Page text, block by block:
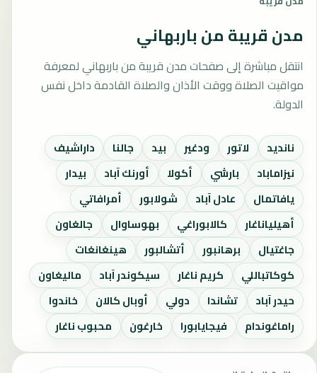
مدن قريبة من باربهاني
انتقل مباشرة إلى صفحات مدن قريبة من باربهاني لمعرفة
مواقيت الصلاة ووقت الأذان والصلاة القادمة داخل نفس
الدولة.
نانديد لاتور ودغير بيد جالنا
داراشيف
نيزاماباد
بارشي أكولا أورنك آباد
بيدار
يافاتمال
عادل آباد شولابور
أمرافاتي
أهيلياناغار
كالابوراغي بهوساوال
جالغاون
جاغتيال
برهانبور أتشالبور
هينغانغات
كوكاتباللي
كريم ناغار سيكوندر آباد
ماليغاون
حيدر آباد
تشاندا دولي أوبال كالان
خاندوا
راماغوندام
فيجايابورا خارغون محبوب ناغار